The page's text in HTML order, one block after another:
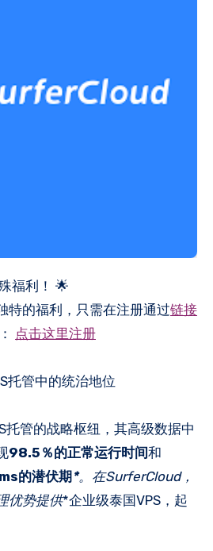
殊福利！ 🌟
特的福利，只需在注册通过链接
点击这里注册
托管中的统治地位
托管的战略枢纽，其高级数据中
98.5％的正常运行时间和
的潜伏期 *。在SurferCloud，
优势提供*企业级泰国VPS，起